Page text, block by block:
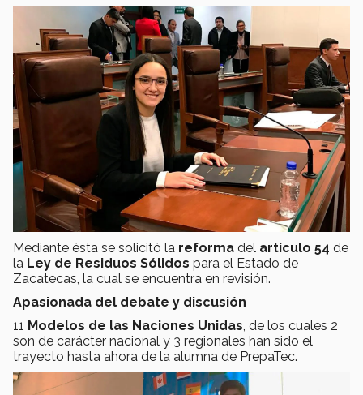
Mediante ésta se solicitó la reforma del artículo 54 de
la Ley de Residuos Sólidos para el Estado de
Zacatecas, la cual se encuentra en revisión.
Apasionada del debate y discusión
11 Modelos de las Naciones Unidas, de los cuales 2
son de carácter nacional y 3 regionales han sido el
trayecto hasta ahora de la alumna de PrepaTec.